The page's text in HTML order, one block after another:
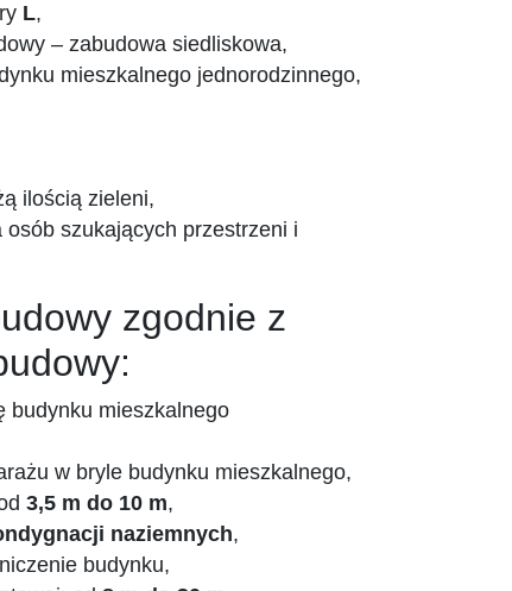
L,
– zabudowa siedliskowa,
mieszkalnego jednorodzinnego,
ilością zieleni,
szukających przestrzeni i
zgodnie z
budynku mieszkalnego
w bryle budynku mieszkalnego,
3,5 m do 10 m,
naziemnych,
budynku,